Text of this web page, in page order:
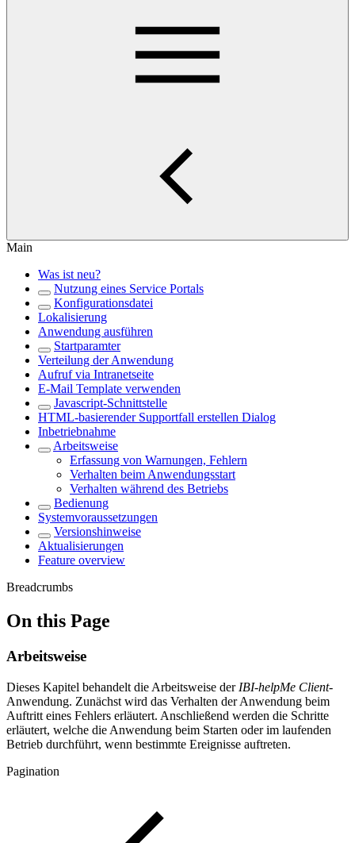
Main
Was ist neu?
Nutzung eines Service Portals
Konfigurationsdatei
Lokalisierung
Anwendung ausführen
Startparamter
Verteilung der Anwendung
Aufruf via Intranetseite
E-Mail Template verwenden
Javascript-Schnittstelle
HTML-basierender Supportfall erstellen Dialog
Inbetriebnahme
Arbeitsweise
Erfassung von Warnungen, Fehlern
Verhalten beim Anwendungsstart
Verhalten während des Betriebs
Bedienung
Systemvoraussetzungen
Versionshinweise
Aktualisierungen
Feature overview
Breadcrumbs
On this Page
Arbeitsweise
Dieses Kapitel behandelt die Arbeitsweise derIBI-helpMe Client-
Anwendung. Zunächst wird das Verhalten der Anwendung beim
Auftritt eines Fehlers erläutert. Anschließend werden die Schritte
erläutert, welche die Anwendung beim Starten oder im laufenden
Betrieb durchführt, wenn bestimmte Ereignisse auftreten.
Pagination